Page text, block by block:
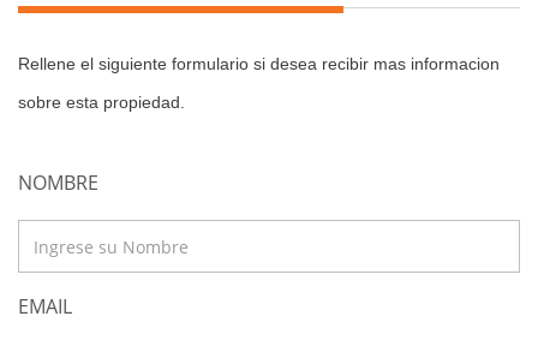
Rellene el siguiente formulario si desea recibir mas informacion
sobre esta propiedad.
NOMBRE
EMAIL